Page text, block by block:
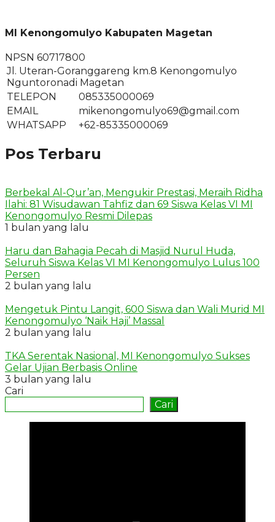
MI Kenongomulyo Kabupaten Magetan
NPSN 60717800
Jl. Uteran-Goranggareng km.8 Kenongomulyo
Nguntoronadi Magetan
TELEPON
085335000069
EMAIL
mikenongomulyo69@gmail.com
WHATSAPP
+62-85335000069
Pos Terbaru
Berbekal Al-Qur’an, Mengukir Prestasi, Meraih Ridha
Ilahi: 81 Wisudawan Tahfiz dan 69 Siswa Kelas VI MI
Kenongomulyo Resmi Dilepas
1 bulan yang lalu
Haru dan Bahagia Pecah di Masjid Nurul Huda,
Seluruh Siswa Kelas VI MI Kenongomulyo Lulus 100
Persen
2 bulan yang lalu
Mengetuk Pintu Langit, 600 Siswa dan Wali Murid MI
Kenongomulyo ‘Naik Haji’ Massal
2 bulan yang lalu
TKA Serentak Nasional, MI Kenongomulyo Sukses
Gelar Ujian Berbasis Online
3 bulan yang lalu
Cari
Cari